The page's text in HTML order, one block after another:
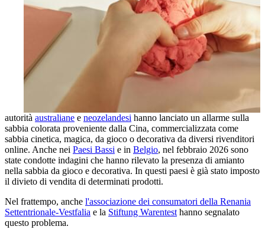
autorità australiane e neozelandesi hanno lanciato un allarme sulla
sabbia colorata proveniente dalla Cina, commercializzata come
sabbia cinetica, magica, da gioco o decorativa da diversi rivenditori
online. Anche nei Paesi Bassi e in Belgio, nel febbraio 2026 sono
state condotte indagini che hanno rilevato la presenza di amianto
nella sabbia da gioco e decorativa. In questi paesi è già stato imposto
il divieto di vendita di determinati prodotti.
Nel frattempo, anche l'associazione dei consumatori della Renania
Settentrionale-Vestfalia e la Stiftung Warentest hanno segnalato
questo problema.